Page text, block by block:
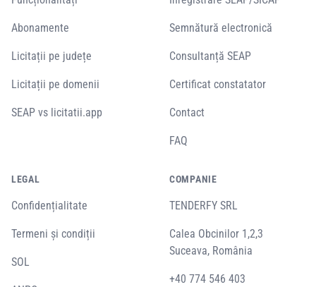
Abonamente
Licitații pe județe
Licitații pe domenii
SEAP vs licitatii.app
Semnătură electronică
Consultanță SEAP
Certificat constatator
Contact
FAQ
LEGAL
Confidențialitate
Termeni și condiții
SOL
COMPANIE
TENDERFY SRL
Calea Obcinilor 1,2,3
Suceava, România
+40 774 546 403